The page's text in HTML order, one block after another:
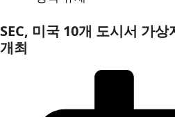
SEC, 미국 10개 도시서 가
개최